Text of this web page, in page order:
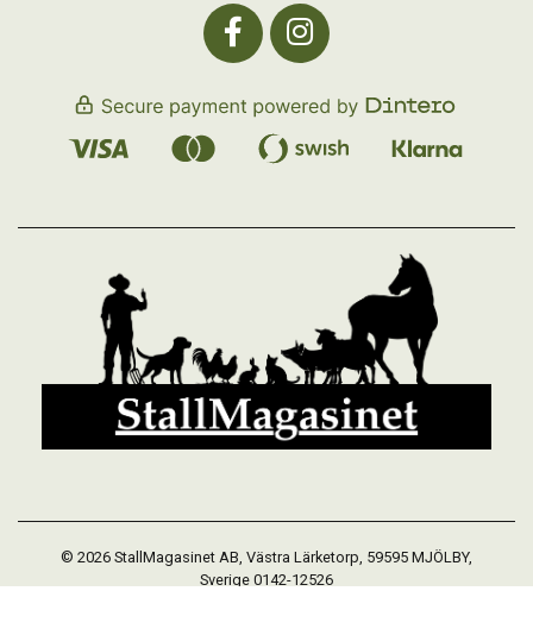
© 2026 StallMagasinet AB, Västra Lärketorp, 59595 MJÖLBY,
Sverige 0142-12526